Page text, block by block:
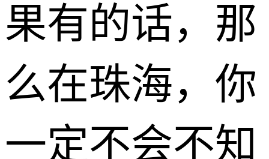
果有的话，那
么在珠海，你
一定不会不知